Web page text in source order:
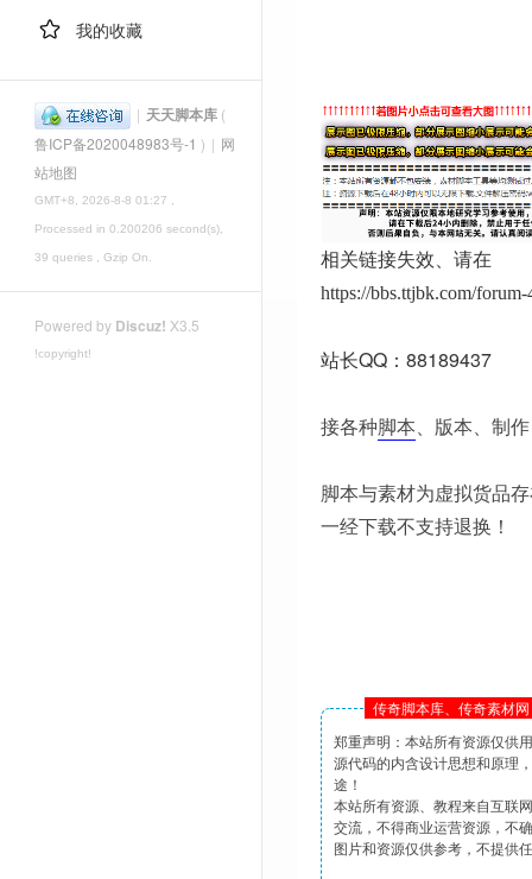
我的收藏
| 天天脚本库 (
鲁ICP备2020048983号-1 ) | 网
站地图
GMT+8, 2026-8-8 01:27 ,
Processed in 0.200206 second(s),
39 queries , Gzip On.
Powered by Discuz! X3.5
!copyright!
相关链接失效、请在
https://bbs.ttjbk.com/
站长QQ：88189437
接各种脚本、版本、制
脚本与素材为虚拟货品
一经下载不支持退换！
传奇脚本库、传奇素材
郑重声明：本站所有资源仅供
源代码的内含设计思想和原理
途！
本站所有资源、教程来自互联
交流，不得商业运营资源，不
图片和资源仅供参考，不提供